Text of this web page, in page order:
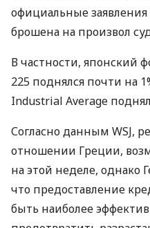
официальные заявления
брошена на произвол
В частности, японский
225 поднялся почти на
Industrial Average
Согласно данным WSJ,
отношении Греции,
на этой неделе, однако
что предоставление
быть наиболее